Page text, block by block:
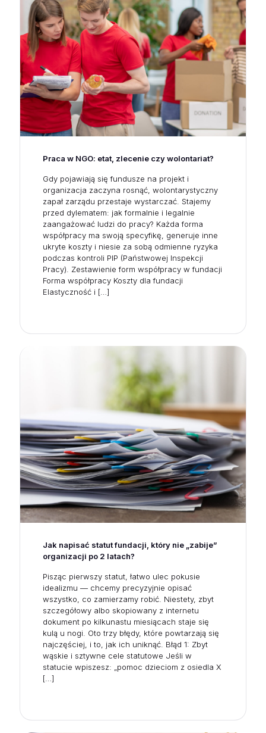
Praca w NGO: etat, zlecenie czy wolontariat?
Gdy pojawiają się fundusze na projekt i
organizacja zaczyna rosnąć, wolontarystyczny
zapał zarządu przestaje wystarczać. Stajemy
przed dylematem: jak formalnie i legalnie
zaangażować ludzi do pracy? Każda forma
współpracy ma swoją specyfikę, generuje inne
ukryte koszty i niesie za sobą odmienne ryzyka
podczas kontroli PIP (Państwowej Inspekcji
Pracy). Zestawienie form współpracy w fundacji
Forma współpracy Koszty dla fundacji
Elastyczność i […]
Jak napisać statut fundacji, który nie „zabije”
organizacji po 2 latach?
Pisząc pierwszy statut, łatwo ulec pokusie
idealizmu — chcemy precyzyjnie opisać
wszystko, co zamierzamy robić. Niestety, zbyt
szczegółowy albo skopiowany z internetu
dokument po kilkunastu miesiącach staje się
kulą u nogi. Oto trzy błędy, które powtarzają się
najczęściej, i to, jak ich uniknąć. Błąd 1: Zbyt
wąskie i sztywne cele statutowe Jeśli w
statucie wpiszesz: „pomoc dzieciom z osiedla X
[…]